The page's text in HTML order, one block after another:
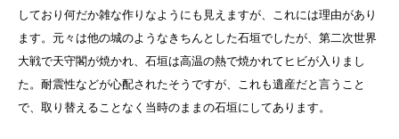
しており何だか雑な作りなようにも見えますが、これには理由があり
ます。元々は他の城のようなきちんとした石垣でしたが、第二次世界
大戦で天守閣が焼かれ、石垣は高温の熱で焼かれてヒビが入りまし
た。耐震性などが心配されたそうですが、これも遺産だと言うこと
で、取り替えることなく当時のままの石垣にしてあります。